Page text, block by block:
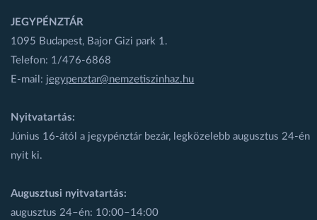
JEGYPÉNZTÁR
1095 Budapest, Bajor Gizi park 1.
Telefon: 1/476-6868
E-mail: jegypenztar@nemzetiszinhaz.hu
Nyitvatartás:
Június 16-ától a jegypénztár bezár, legközelebb augusztus 24-én
nyit ki.
Augusztusi nyitvatartás:
augusztus 24–én: 10:00–14:00